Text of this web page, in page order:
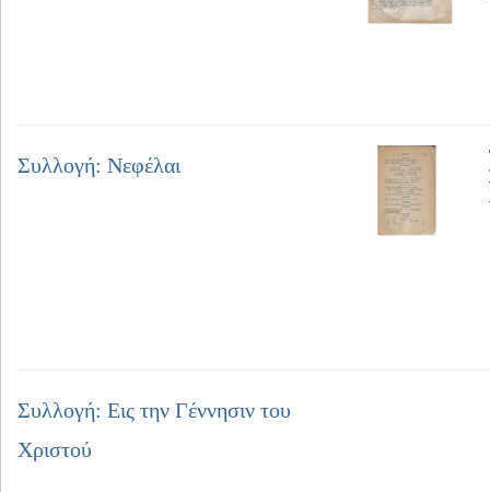
Συλλογή: Νεφέλαι
Συλλογή: Εις την Γέννησιν του
Χριστού